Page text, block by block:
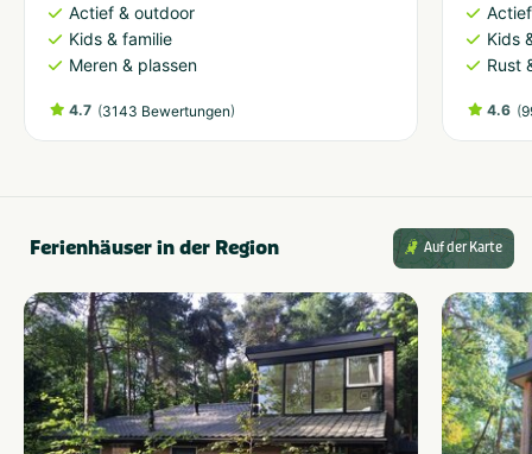
Actief & outdoor
Kids & familie
Meren & plassen
4.7 (3143 Bewertungen)
Kids
Rust
4.6 (
Ferienhäuser in der Region Auf der Karte